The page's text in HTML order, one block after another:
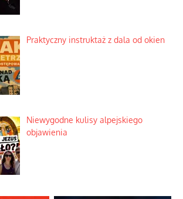
Praktyczny instruktaż z dala od okien
Niewygodne kulisy alpejskiego
objawienia